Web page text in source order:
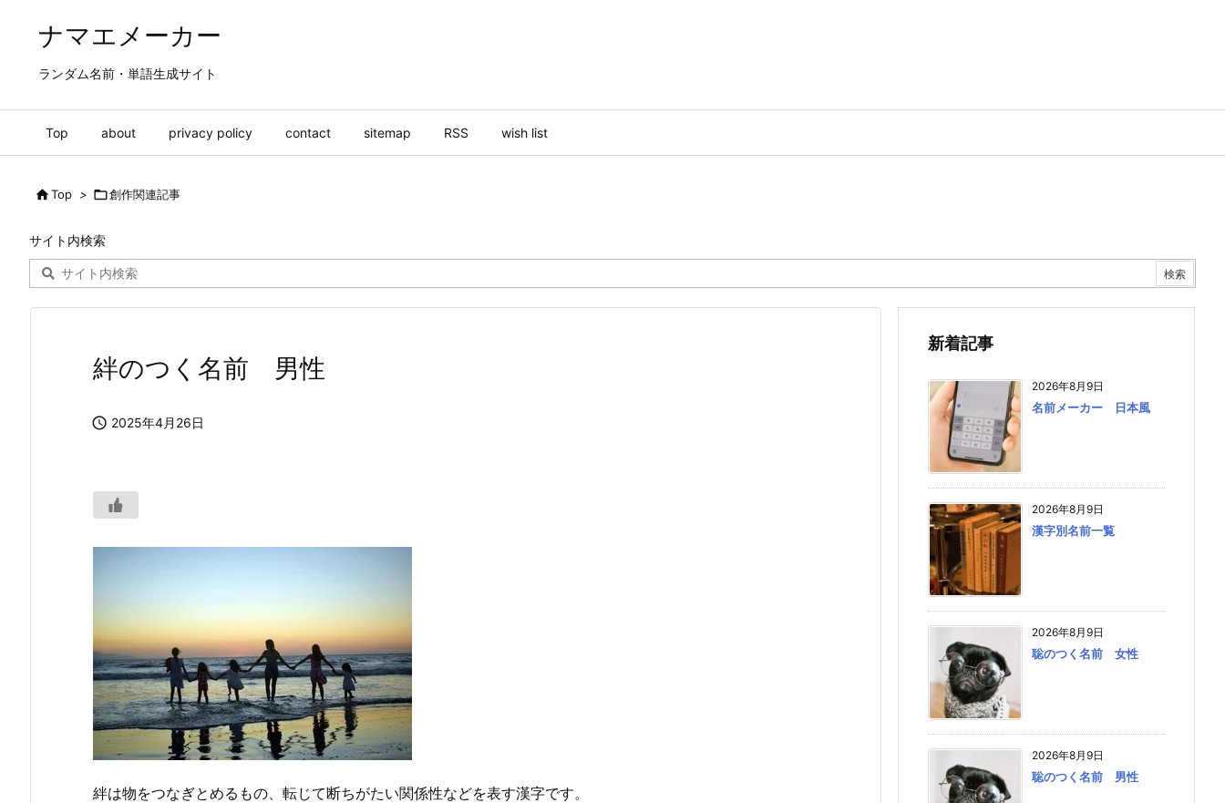
ナマエメーカー
ランダム名前・単語生成サイト
Top about privacy policy contact sitemap RSS wish list
Top > 創作関連記事
サイト内検索
絆のつく名前 男性
 2025年4月26日
絆は物をつなぎとめるもの、転じて断ちがたい関係性などを表す漢字です。
新着記事
2026年8月9日
名前メーカー 日本風
2026年8月9日
漢字別名前一覧
2026年8月9日
聡のつく名前 女性
2026年8月9日
聡のつく名前 男性